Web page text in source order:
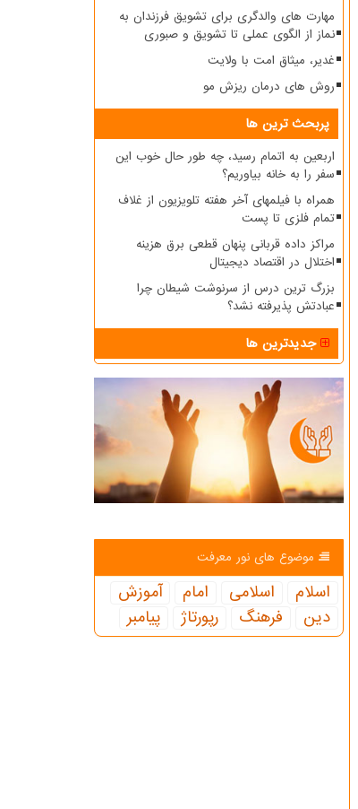
مهارت های والدگری برای تشویق فرزندان به
نماز از الگوی عملی تا تشویق و صبوری
غدیر، میثاق امت با ولایت
روش های درمان ریزش مو
پربحث ترین ها
اربعین به اتمام رسید، چه طور حال خوب این
سفر را به خانه بیاوریم؟
همراه با فیلمهای آخر هفته تلویزیون از غلاف
تمام فلزی تا پست
مراکز داده قربانی پنهان قطعی برق هزینه
اختلال در اقتصاد دیجیتال
بزرگ ترین درس از سرنوشت شیطان چرا
عبادتش پذیرفته نشد؟
جدیدترین ها
موضوع های نور معرفت
اسلام اسلامی امام
آموزش
دین
فرهنگ رپورتاژ پیامبر